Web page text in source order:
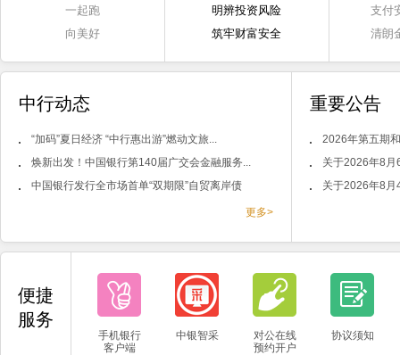
一起跑
向美好
明辨投资风险
筑牢财富安全
支付
清朗
中行动态
“加码”夏日经济 “中行惠出游”燃动文旅...
焕新出发！中国银行第140届广交会金融服务...
中国银行发行全市场首单“双期限”自贸离岸债
更多>
重要公告
2026年第五期
关于2026年8月
关于2026年8月
便捷
服务
手机银行
客户端
中银智采
对公在线
预约开户
协议须知